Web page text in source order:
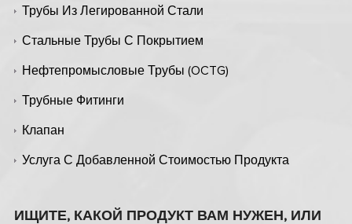
Трубы Из Легированной Стали
Стальные Трубы С Покрытием
Нефтепромысловые Трубы (OCTG)
Трубные Фитинги
Клапан
Услуга С Добавленной Стоимостью Продукта
ИЩИТЕ, КАКОЙ ПРОДУКТ ВАМ НУЖЕН, ИЛИ